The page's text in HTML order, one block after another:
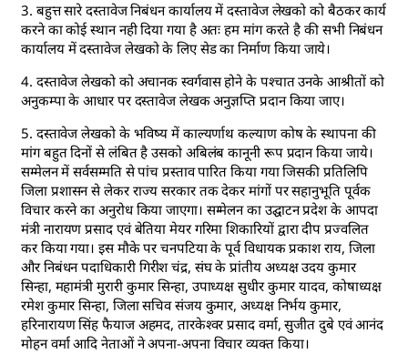
3. बहुत्त सारे दस्तावेज निबंधन कार्यालय में दस्तावेज लेखको को बैठकर कार्य
करने का कोई स्थान नही दिया गया है अतः हम मांग करते है की सभी निबंधन
कार्यालय में दस्तावेज लेखको के लिए सेड का निर्माण किया जाये।
4. दस्तावेज लेखको को अचानक स्वर्गवास होने के पश्चात उनके आश्रीतों को
अनुकम्पा के आधार पर दस्तावेज लेखक अनुज्ञप्ति प्रदान किया जाए।
5. दस्तावेज लेखको के भविष्य में काल्यर्णाथ कल्याण कोष के स्थापना की
मांग बहुत दिनों से लंबित है उसको अबिलंब कानूनी रूप प्रदान किया जाये।
सम्मेलन में सर्वसम्मति से पांच प्रस्ताव पारित किया गया जिसकी प्रतिलिपि
जिला प्रशासन से लेकर राज्य सरकार तक देकर मांगों पर सहानुभूति पूर्वक
विचार करने का अनुरोध किया जाएगा। सम्मेलन का उद्घाटन प्रदेश के आपदा
मंत्री नारायण प्रसाद एवं बेतिया मेयर गरिमा शिकारियों द्वारा दीप प्रज्वलित
कर किया गया। इस मौके पर चनपटिया के पूर्व विधायक प्रकाश राय, जिला
और निबंधन पदाधिकारी गिरीश चंद्र, संघ के प्रांतीय अध्यक्ष उदय कुमार
सिन्हा, महामंत्री मुरारी कुमार सिन्हा, उपाध्यक्ष सुधीर कुमार यादव, कोषाध्यक्ष
रमेश कुमार सिन्हा, जिला सचिव संजय कुमार, अध्यक्ष निर्भय कुमार,
हरिनारायण सिंह फैयाज अहमद, तारकेश्वर प्रसाद वर्मा, सुजीत दुबे एवं आनंद
मोहन वर्मा आदि नेताओं ने अपना-अपना विचार व्यक्त किया।